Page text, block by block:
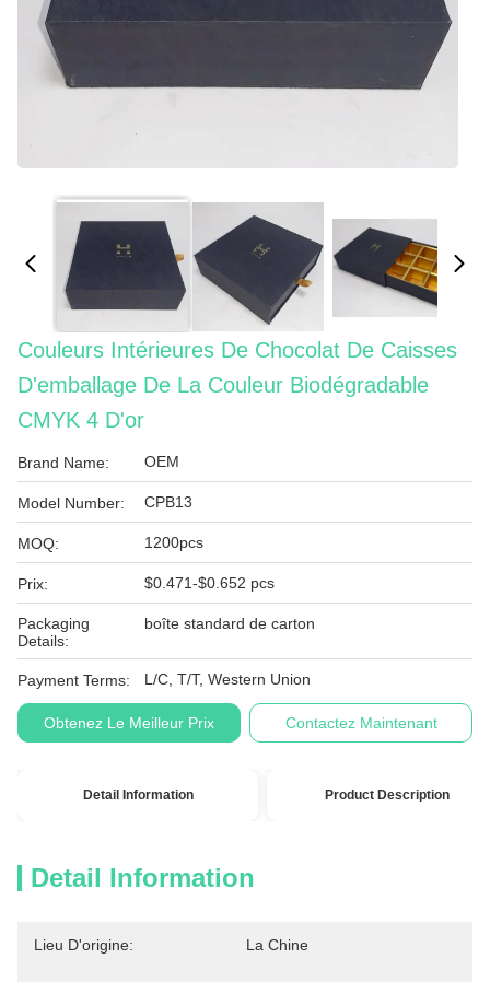
Couleurs Intérieures De Chocolat De Caisses
D'emballage De La Couleur Biodégradable
CMYK 4 D'or
Brand Name: OEM
Model Number: CPB13
MOQ: 1200pcs
Prix: $0.471-$0.652 pcs
Packaging
Details:
boîte standard de carton
Payment Terms: L/C, T/T, Western Union
Obtenez Le Meilleur Prix Contactez Maintenant
Detail Information Product Description
Detail Information
Lieu D'origine: La Chine